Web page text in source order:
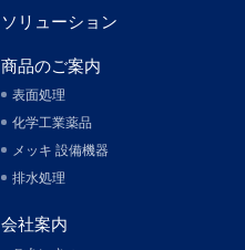
ソリューション
商品のご案内
表面処理
化学工業薬品
メッキ 設備機器
排水処理
会社案内